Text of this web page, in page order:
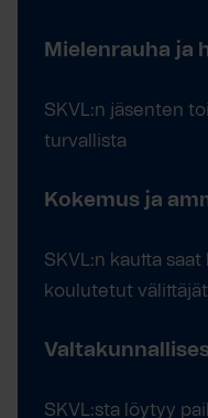
Mielenrauha ja
SKVL:n jäsenten
turvallista
Kokemus ja
SKVL:n kautta
koulutetut välittäjät
SKVL:sta löytyy